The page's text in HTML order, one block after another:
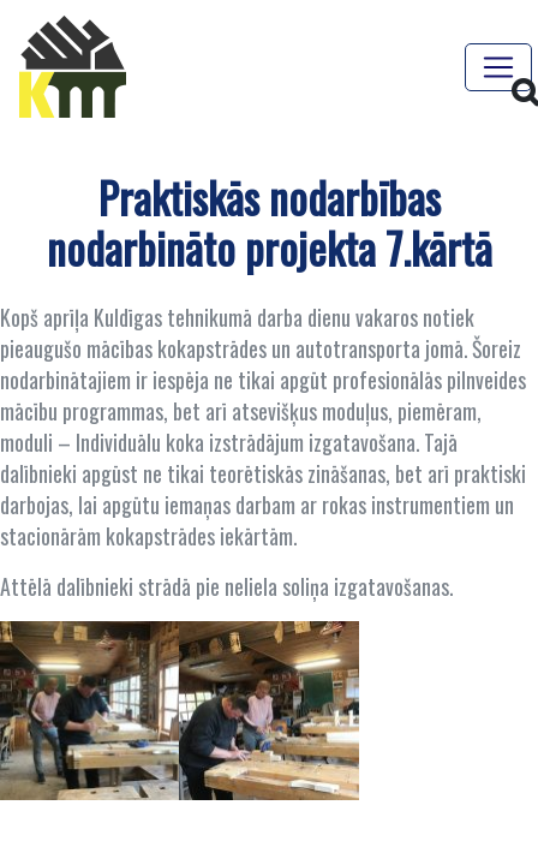
Praktiskās nodarbības
nodarbināto projekta 7.kārtā
Kopš aprīļa Kuldīgas tehnikumā darba dienu vakaros notiek
pieaugušo mācības kokapstrādes un autotransporta jomā. Šoreiz
nodarbinātajiem ir iespēja ne tikai apgūt profesionālās pilnveides
mācību programmas, bet arī atsevišķus moduļus, piemēram,
moduli – Individuālu koka izstrādājum izgatavošana. Tajā
dalībnieki apgūst ne tikai teorētiskās zināšanas, bet arī praktiski
darbojas, lai apgūtu iemaņas darbam ar rokas instrumentiem un
stacionārām kokapstrādes iekārtām.
Attēlā dalībnieki strādā pie neliela soliņa izgatavošanas.